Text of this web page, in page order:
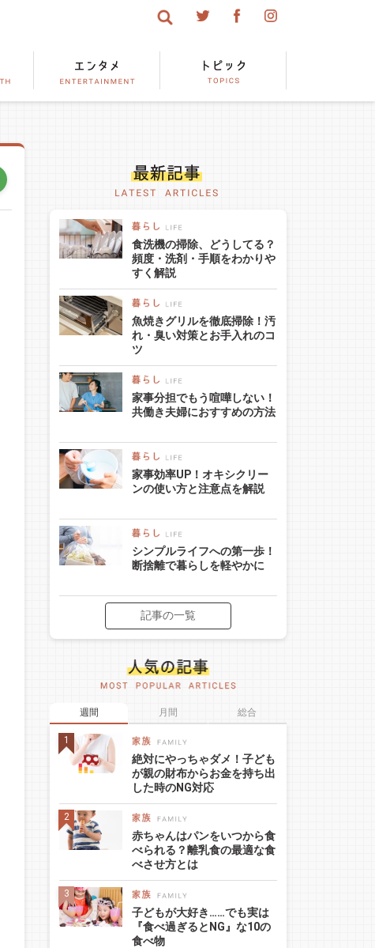
食洗機の掃除、どうしてる？
頻度・洗剤・手順をわかりや
すく解説
魚焼きグリルを徹底掃除！汚
れ・臭い対策とお手入れのコ
ツ
家事分担でもう喧嘩しない！
共働き夫婦におすすめの方法
家事効率UP！オキシクリー
ンの使い方と注意点を解説
シンプルライフへの第一歩！
断捨離で暮らしを軽やかに
記事の一覧
週間 月間 総合
絶対にやっちゃダメ！子ども
が親の財布からお金を持ち出
した時のNG対応
赤ちゃんはパンをいつから食
べられる？離乳食の最適な食
べさせ方とは
子どもが大好き……でも実は
『食べ過ぎるとNG』な10の
食べ物